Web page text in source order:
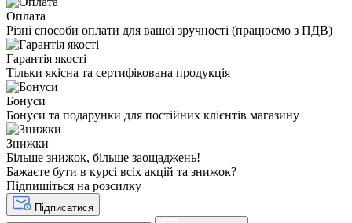
Оплата
Різні способи оплати для вашої зручності (працюємо з ПДВ)
Гарантія якості
Тільки якісна та сертифікована продукція
Бонуси
Бонуси та подарунки для постійних клієнтів магазину
Знижки
Більше знижок, більше заощаджень!
Бажаєте бути в курсі всіх акцій та знижок?
Підпишіться на розсилку
Підписатися